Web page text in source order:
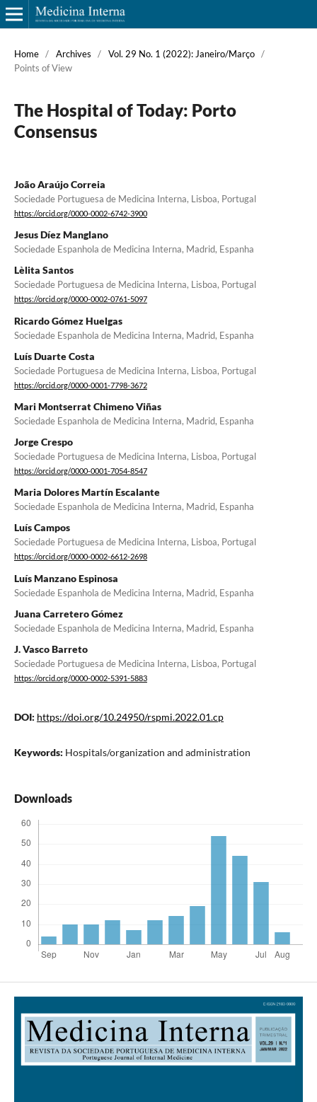
Home / Archives / Vol. 29 No. 1 (2022): Janeiro/Março /
Points of View
The Hospital of Today: Porto
Consensus
João Araújo Correia
Sociedade Portuguesa de Medicina Interna, Lisboa, Portugal
https://orcid.org/0000-0002-6742-3900
Jesus Díez Manglano
Sociedade Espanhola de Medicina Interna, Madrid, Espanha
Lèlita Santos
Sociedade Portuguesa de Medicina Interna, Lisboa, Portugal
https://orcid.org/0000-0002-0761-5097
Ricardo Gómez Huelgas
Sociedade Espanhola de Medicina Interna, Madrid, Espanha
Luís Duarte Costa
Sociedade Portuguesa de Medicina Interna, Lisboa, Portugal
https://orcid.org/0000-0001-7798-3672
Mari Montserrat Chimeno Viñas
Sociedade Espanhola de Medicina Interna, Madrid, Espanha
Jorge Crespo
Sociedade Portuguesa de Medicina Interna, Lisboa, Portugal
https://orcid.org/0000-0001-7054-8547
Maria Dolores Martín Escalante
Sociedade Espanhola de Medicina Interna, Madrid, Espanha
Luís Campos
Sociedade Portuguesa de Medicina Interna, Lisboa, Portugal
https://orcid.org/0000-0002-6612-2698
Luís Manzano Espinosa
Sociedade Espanhola de Medicina Interna, Madrid, Espanha
Juana Carretero Gómez
Sociedade Espanhola de Medicina Interna, Madrid, Espanha
J. Vasco Barreto
Sociedade Portuguesa de Medicina Interna, Lisboa, Portugal
https://orcid.org/0000-0002-5391-5883
DOI: https://doi.org/10.24950/rspmi.2022.01.cp
Keywords: Hospitals/organization and administration
Downloads